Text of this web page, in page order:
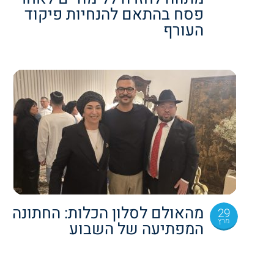
פסח בהתאם להנחיות פיקוד
העורף
29
מרץ מהאולם לסלון הכלות: החתונה
המפתיעה של השבוע